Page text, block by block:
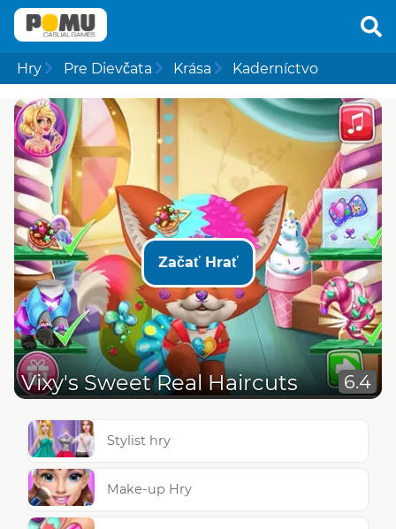
Hry Pre Dievčata Krása Kaderníctvo
Začať Hrať
Vixy's Sweet Real Haircuts 6.4
Stylist hry
Make-up Hry